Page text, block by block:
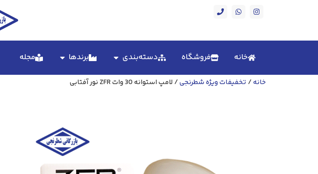
خانه فروشگاه دسته‌بندی برندها مجله
خانه/ تخفیفات ویژه شطرنجی/ لامپ استوانه‌ 30 وات ZFR نور آفتابی